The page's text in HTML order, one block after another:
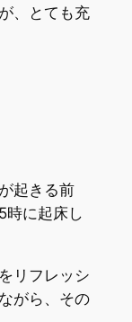
、とても充
起きる前
時に起床し
リフレッシ
がら、その